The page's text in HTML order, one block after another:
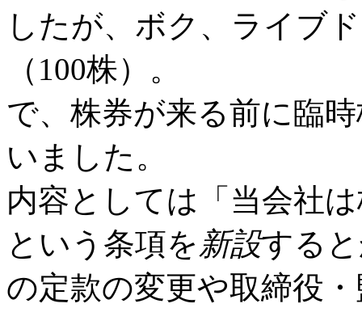
したが、ボク、ライブ
（100株）。
で、株券が来る前に臨
いました。
内容としては「当会社
という条項を 新設する
の定款の変更や取締役